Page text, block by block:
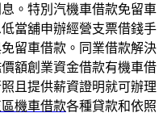
。特別汽機車借款免留車
當舖申辦經營支票借錢手
留車借款。同業借款解決
額創業資金借款有機車借
且提供薪資證明就可辦理
機車借款各種貸款和依照